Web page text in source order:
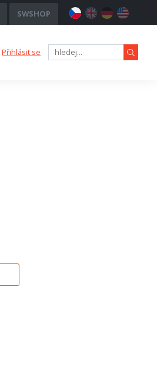
SWSHOP
Přihlásit se